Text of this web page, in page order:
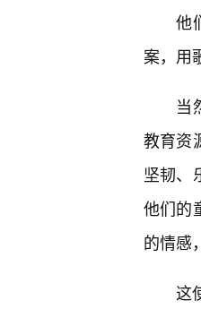
他
案，用
当
教育资
坚韧、
他们的
的情感
这